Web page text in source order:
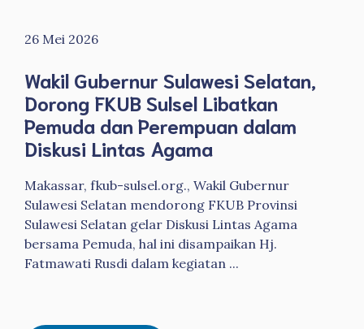
26 Mei 2026
Wakil Gubernur Sulawesi Selatan,
Dorong FKUB Sulsel Libatkan
Pemuda dan Perempuan dalam
Diskusi Lintas Agama
Makassar, fkub-sulsel.org., Wakil Gubernur
Sulawesi Selatan mendorong FKUB Provinsi
Sulawesi Selatan gelar Diskusi Lintas Agama
bersama Pemuda, hal ini disampaikan Hj.
Fatmawati Rusdi dalam kegiatan ...